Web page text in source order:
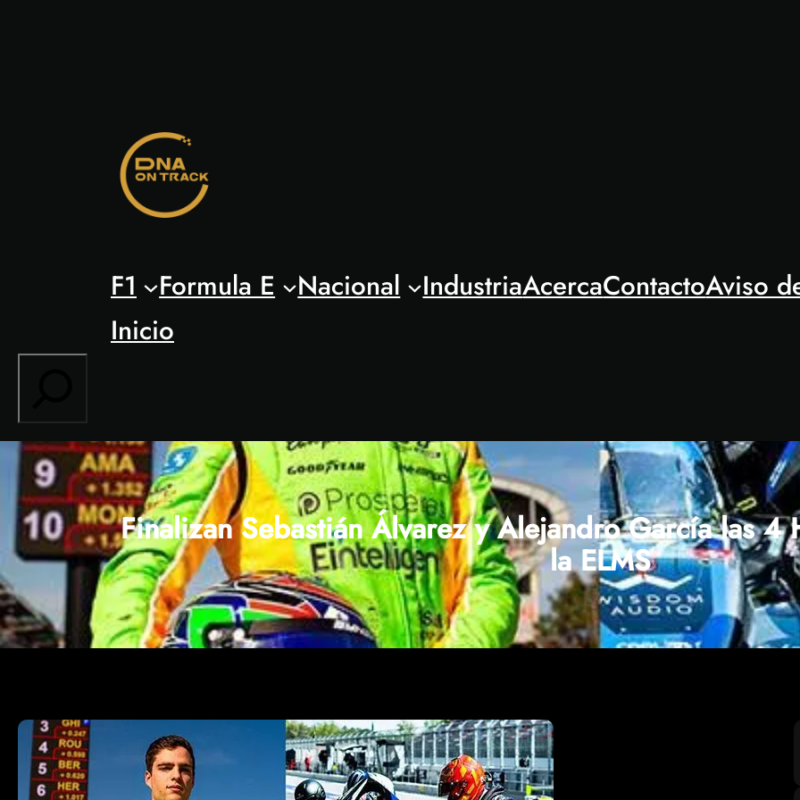
F1 Formula E Nacional IndustriaAcercaContactoAviso
Inicio
Finalizan Sebastián Álvarez y Alejandro García las 4
la ELMS